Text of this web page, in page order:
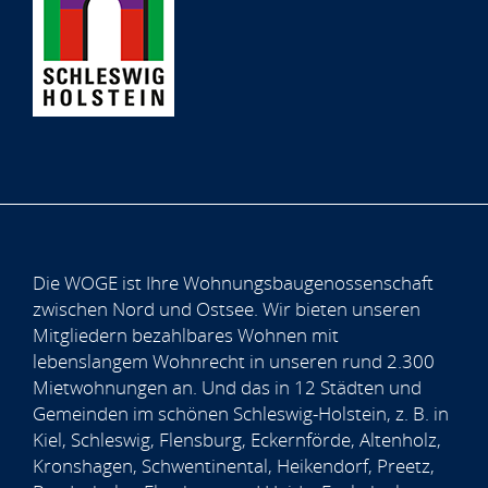
Die WOGE ist Ihre Wohnungsbaugenossenschaft
zwischen Nord und Ostsee. Wir bieten unseren
Mitgliedern bezahlbares Wohnen mit
lebenslangem Wohnrecht in unseren rund 2.300
Mietwohnungen an. Und das in 12 Städten und
Gemeinden im schönen Schleswig-Holstein, z. B. in
Kiel, Schleswig, Flensburg, Eckernförde, Altenholz,
Kronshagen, Schwentinental, Heikendorf, Preetz,